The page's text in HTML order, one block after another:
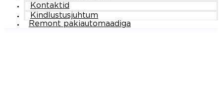
Kontaktid
Kindlustusjuhtum
Remont pakiautomaadiga